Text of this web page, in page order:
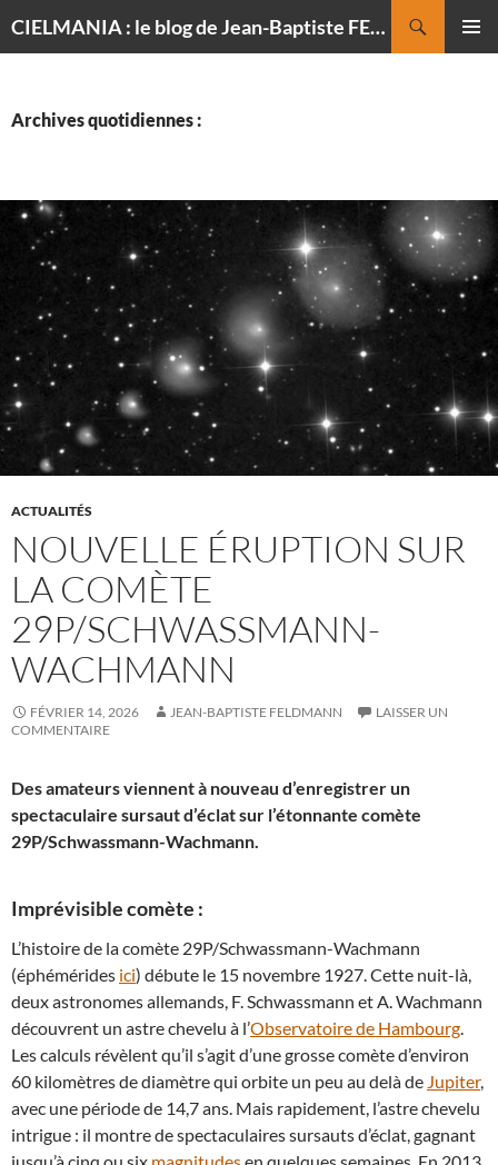
CIELMANIA : le blog de Jean-Baptiste FELDMANN, photographe du ciel
Archives quotidiennes :
ACTUALITÉS
NOUVELLE ÉRUPTION SUR
LA COMÈTE
29P/SCHWASSMANN-
WACHMANN
FÉVRIER 14, 2026 JEAN-BAPTISTE FELDMANN
LAISSER UN
COMMENTAIRE
Des amateurs viennent à nouveau d’enregistrer un
spectaculaire sursaut d’éclat sur l’étonnante comète
29P/Schwassmann-Wachmann.
Imprévisible comète :
L’histoire de la comète 29P/Schwassmann-Wachmann
(éphémérides ici) débute le 15 novembre 1927. Cette nuit-là,
deux astronomes allemands, F. Schwassmann et A. Wachmann
découvrent un astre chevelu à l’Observatoire de Hambourg.
Les calculs révèlent qu’il s’agit d’une grosse comète d’environ
60 kilomètres de diamètre qui orbite un peu au delà de Jupiter,
avec une période de 14,7 ans. Mais rapidement, l’astre chevelu
intrigue : il montre de spectaculaires sursauts d’éclat, gagnant